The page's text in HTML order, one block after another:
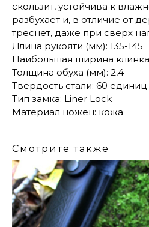
скользит, устойчива к
разбухает и, в отличие от
треснет, даже при сверх
Длина рукояти (мм): 135-145
Наибольшая ширина
Толщина обуха (мм): 2,4
Твердость стали: 60 единиц
Тип замка: Liner Lock
Материал ножен: кожа
Смотрите также
КОНТАКТЫ